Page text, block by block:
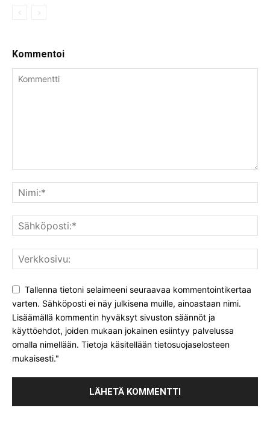
Kommentoi
Tallenna tietoni selaimeeni seuraavaa kommentointikertaa
varten. Sähköposti ei näy julkisena muille, ainoastaan nimi.
Lisäämällä kommentin hyväksyt sivuston säännöt ja
käyttöehdot, joiden mukaan jokainen esiintyy palvelussa
omalla nimellään. Tietoja käsitellään tietosuojaselosteen
mukaisesti."